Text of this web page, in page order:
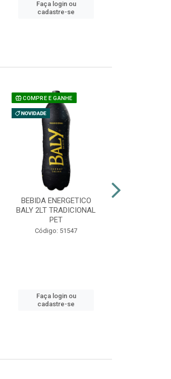
Faça login ou
cadastre-se
COMPRE E GANHE
BEBIDA ENERGETICO
BALY 2LT TRADICIONAL
PET
Código: 51547
Faça login ou
cadastre-se